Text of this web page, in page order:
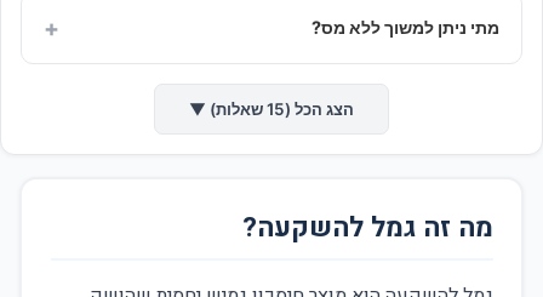
על קרן השתלמות שמוגבלת בתקרת הפקדה.
מתי ניתן למשוך ללא מס? +
לחלוטין ממס. זהו יתרון פנסיוני משמעותי למי שמתכנן לטווח
הצג הכל (15 שאלות) ▼
מה זה גמל להשקעה?